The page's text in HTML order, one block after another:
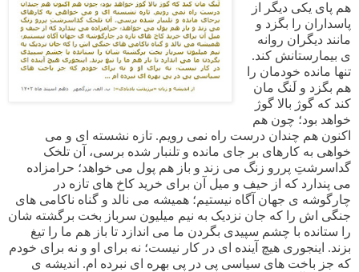
هم پای یکی دیگر از
پاسداران را بگزد و
مانند دیگران روانه
ی بیمارستانش کند.
تنها مانده خودمان را
هم بگزد و لَنگ مان
کند که گوژ بالا گوژ
خواهد بود؛ چون هم
اکنون هم چندان درست راه نمی رویم. تازه نشسته ای و می
خواهی به کارهای بر جای مانده و تلنبار شده برسی، آن تلخک
گداسرشتِ پررو زنگ می زند و باز هم پول می خواهد؛ حرامزاده
می پندارد که از حیف و میل آن برای خرید کاخ های تازه در
چارگوشه ی جهان آگاه نیستیم؛ همیشه می نالد و گناه ناکامی های
جنگی اش را که جان نزدیک به نیم میلیون سرباز بخت برگشته شان
را ستانده با چشم سپیدی بگردن ما می اندازد تا باز هم ما را تیغ
بزند. اینجوری هیچ آینده ای در کار نیست؛ نه برای او و نه برای خودم
که جز باخت های سیاسی پی در پی بهره ای نبرده ام. اندیشه ی